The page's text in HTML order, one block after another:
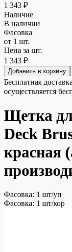
1 343 ₽
Наличие
В наличии
Фасовка
от 1 шт.
Цена за шт.
1 343 ₽
Добавить в корзину
Бесплатная доставка
осуществляется
Щетка
Deck
красная
Фасовка: 1 шт/уп
Фасовка: 1 шт/кор